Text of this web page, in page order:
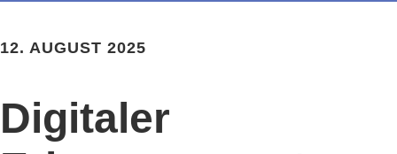
12. AUGUST 2025
Digitaler